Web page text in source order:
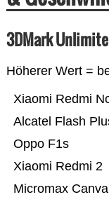
3DMark
Höherer Wert =
Micromax
Xiaomi Redmi 2
Oppo F1s
Alcatel Flash
Xiaomi Redmi